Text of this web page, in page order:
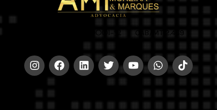
CNPJ 42.579.159/0001-52 | OAB/MT 2.469